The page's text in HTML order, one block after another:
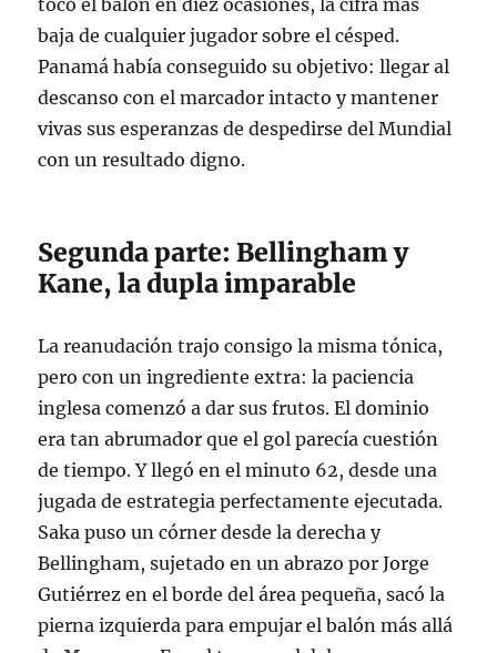
baja de cualquier jugador sobre el césped.
Panamá había conseguido su objetivo: llegar al
descanso con el marcador intacto y mantener
vivas sus esperanzas de despedirse del Mundial
con un resultado digno.
Segunda parte: Bellingham y
Kane, la dupla imparable
La reanudación trajo consigo la misma tónica,
pero con un ingrediente extra: la paciencia
inglesa comenzó a dar sus frutos. El dominio
era tan abrumador que el gol parecía cuestión
de tiempo. Y llegó en el minuto 62, desde una
jugada de estrategia perfectamente ejecutada.
Saka puso un córner desde la derecha y
Bellingham, sujetado en un abrazo por Jorge
Gutiérrez en el borde del área pequeña, sacó la
pierna izquierda para empujar el balón más allá